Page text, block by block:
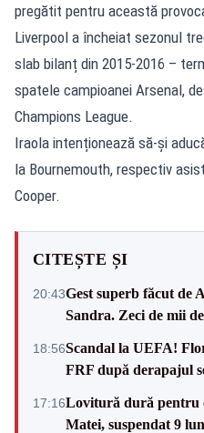
pregătit pentru această
Liverpool a încheiat sezonul
slab bilanț din 2015-2016 –
spatele campioanei Arsenal,
Champions League.
Iraola intenționează să-și
la Bournemouth, respectiv
Cooper.
CITEȘTE ȘI
20:43Gest superb făcut de
Sandra. Zeci de mii
18:56Scandal la UEFA!
FRF după derapajul
17:16Lovitură dură pentru
Matei, suspendat 9